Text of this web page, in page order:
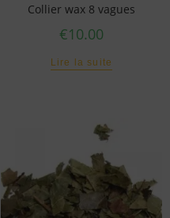
Collier wax 8 vagues
€10.00
Lire la suite